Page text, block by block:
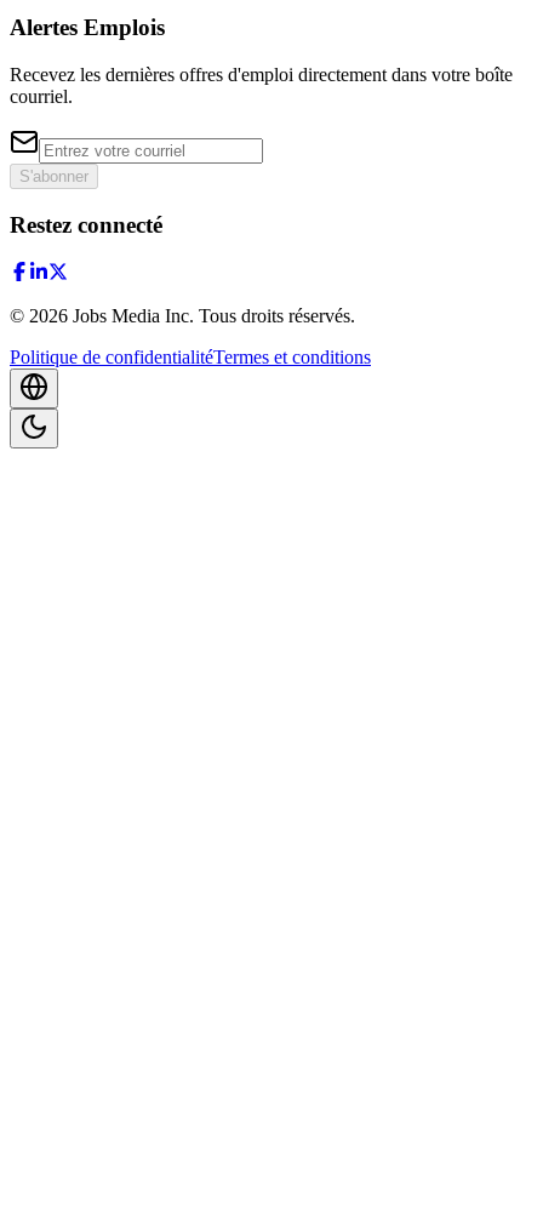
Alertes Emplois
Recevez les dernières offres d'emploi directement dans votre boîte
courriel.
S'abonner
Restez connecté
© 2026 Jobs Media Inc. Tous droits réservés.
Politique de confidentialitéTermes et conditions